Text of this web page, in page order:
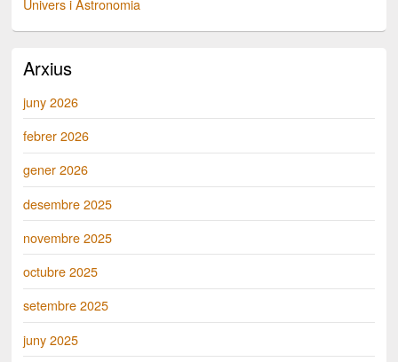
Univers i Astronomia
Arxius
juny 2026
febrer 2026
gener 2026
desembre 2025
novembre 2025
octubre 2025
setembre 2025
juny 2025